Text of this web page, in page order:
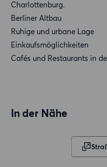
Charlottenburg.
Berliner Altbau
Ruhige und urbane Lage
Einkaufsmöglichkeiten
Cafés und Restaurants in
In der Nähe